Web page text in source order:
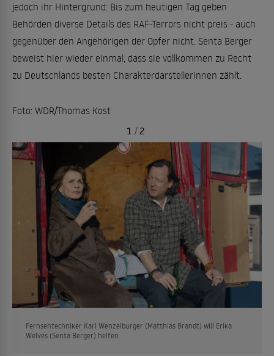
jedoch ihr Hintergrund: Bis zum heutigen Tag geben
Behörden diverse Details des RAF-Terrors nicht preis - auch
gegenüber den Angehörigen der Opfer nicht. Senta Berger
beweist hier wieder einmal, dass sie vollkommen zu Recht
zu Deutschlands besten Charakterdarstellerinnen zählt.
Foto: WDR/Thomas Kost
Fernsehtechniker Karl Wenzelburger (Matthias Brandt) will Erika
Welves (Senta Berger) helfen
1 / 2